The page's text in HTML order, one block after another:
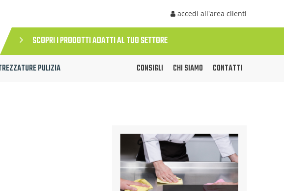
accedi all'area clienti
SCOPRI I PRODOTTI ADATTI AL TUO SETTORE
PULIZIA CONSIGLI CHI SIAMO CONTATTI